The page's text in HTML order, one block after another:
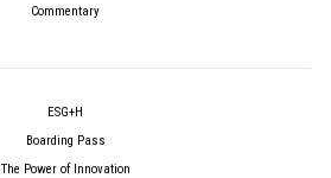
Commentary
ESG+H
Boarding Pass
The Power of Innovation